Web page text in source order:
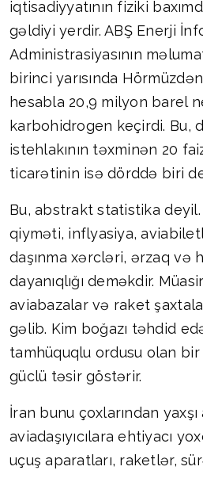
iqtisadiyyatının fiziki
gəldiyi yerdir. ABŞ Enerji
Administrasiyasının
birinci yarısında
hesabla 20,9 milyon barel
karbohidrogen keçirdi. Bu,
istehlakının təxminən 20
ticarətinin isə dörddə biri
Bu, abstrakt statistika deyil.
qiyməti, inflyasiya,
daşınma xərcləri, ərzaq və
dayanıqlığı deməkdir.
aviabazalar və raket
gəlib. Kim boğazı təhdid
tamhüquqlu ordusu olan
güclü təsir göstərir.
İran bunu çoxlarından yaxşı
aviadaşıyıcılara ehtiyacı
uçuş aparatları, raketlər,